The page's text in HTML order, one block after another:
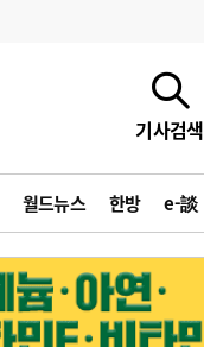
기사검색
월드뉴스 한방 e-談